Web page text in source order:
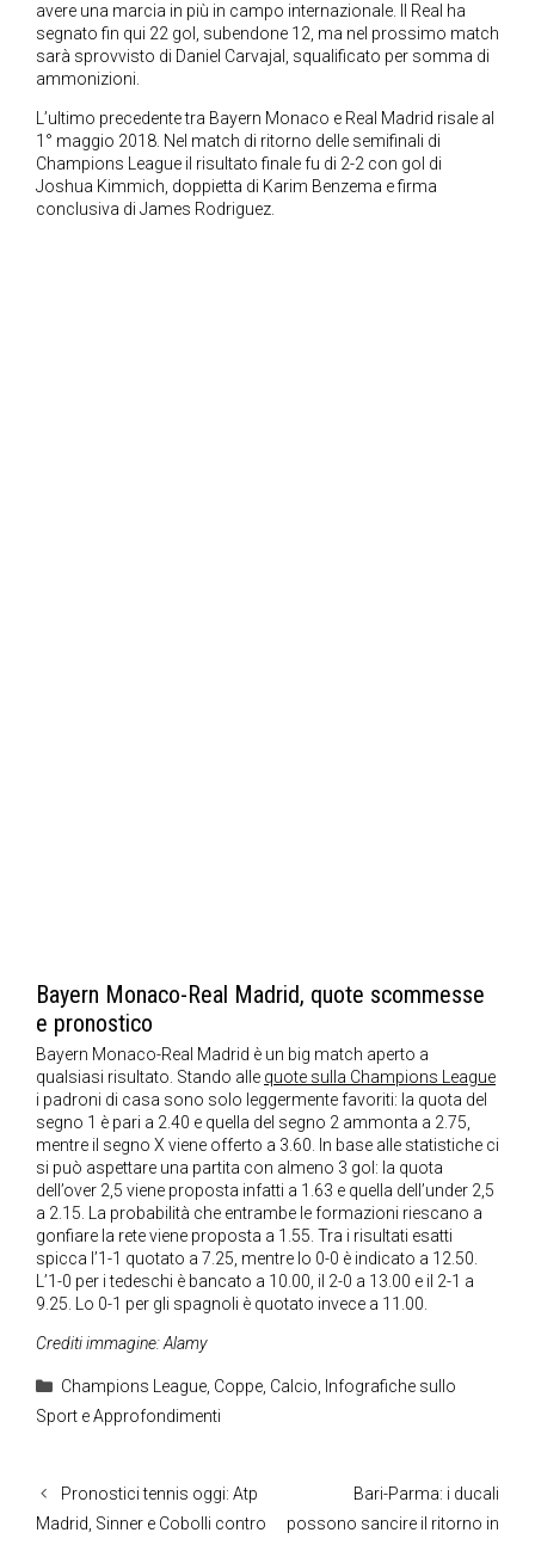
avere una marcia in più in campo internazionale. Il Real ha
segnato fin qui 22 gol, subendone 12, ma nel prossimo match
sarà sprovvisto di Daniel Carvajal, squalificato per somma di
ammonizioni.
L’ultimo precedente tra Bayern Monaco e Real Madrid risale al
1° maggio 2018. Nel match di ritorno delle semifinali di
Champions League il risultato finale fu di 2-2 con gol di
Joshua Kimmich, doppietta di Karim Benzema e firma
conclusiva di James Rodriguez.
Bayern Monaco-Real Madrid, quote scommesse
e pronostico
Bayern Monaco-Real Madrid è un big match aperto a
qualsiasi risultato. Stando alle quote sulla Champions League
i padroni di casa sono solo leggermente favoriti: la quota del
segno 1 è pari a 2.40 e quella del segno 2 ammonta a 2.75,
mentre il segno X viene offerto a 3.60. In base alle statistiche ci
si può aspettare una partita con almeno 3 gol: la quota
dell’over 2,5 viene proposta infatti a 1.63 e quella dell’under 2,5
a 2.15. La probabilità che entrambe le formazioni riescano a
gonfiare la rete viene proposta a 1.55. Tra i risultati esatti
spicca l’1-1 quotato a 7.25, mentre lo 0-0 è indicato a 12.50.
L’1-0 per i tedeschi è bancato a 10.00, il 2-0 a 13.00 e il 2-1 a
9.25. Lo 0-1 per gli spagnoli è quotato invece a 11.00.
Crediti immagine: Alamy
Categorie
Champions League, Coppe, Calcio, Infografiche sullo
Sport e Approfondimenti
Pronostici tennis oggi: Atp
Madrid, Sinner e Cobolli contro
Bari-Parma: i ducali
possono sancire il ritorno in